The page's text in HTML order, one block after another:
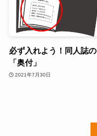
必ず入れよう！同人誌の
「奥付」
2021年7月30日